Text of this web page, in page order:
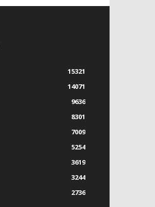
15321
14071
9636
8301
7009
5254
3619
3244
2736